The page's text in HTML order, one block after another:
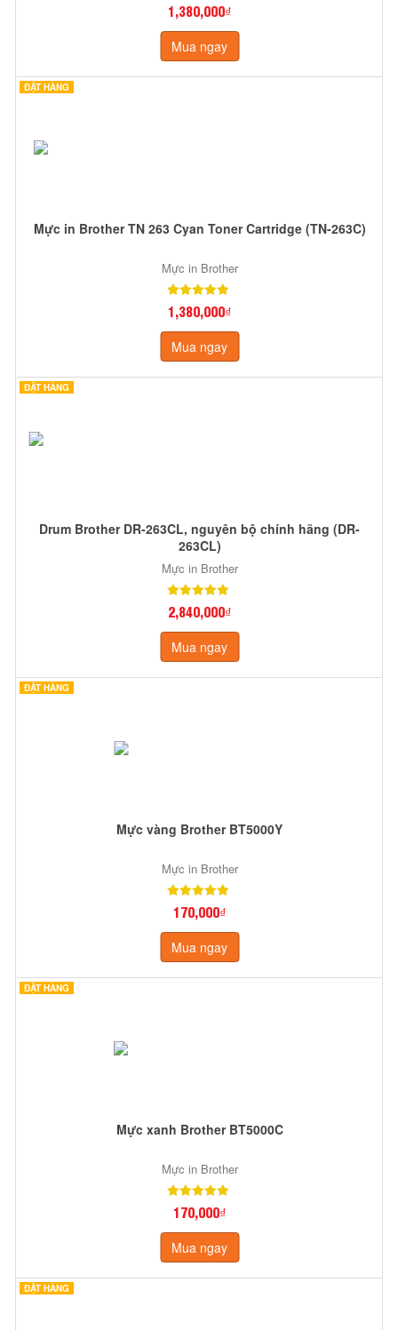
1,380,000₫
Mua ngay
ĐẶT HÀNG
Mực in Brother TN 263 Cyan Toner Cartridge (TN-263C)
Mực in Brother
1,380,000₫
Mua ngay
ĐẶT HÀNG
Drum Brother DR-263CL, nguyên bộ chính hãng (DR-
263CL)
Mực in Brother
2,840,000₫
Mua ngay
ĐẶT HÀNG
Mực vàng Brother BT5000Y
Mực in Brother
170,000₫
Mua ngay
ĐẶT HÀNG
Mực xanh Brother BT5000C
Mực in Brother
170,000₫
Mua ngay
ĐẶT HÀNG